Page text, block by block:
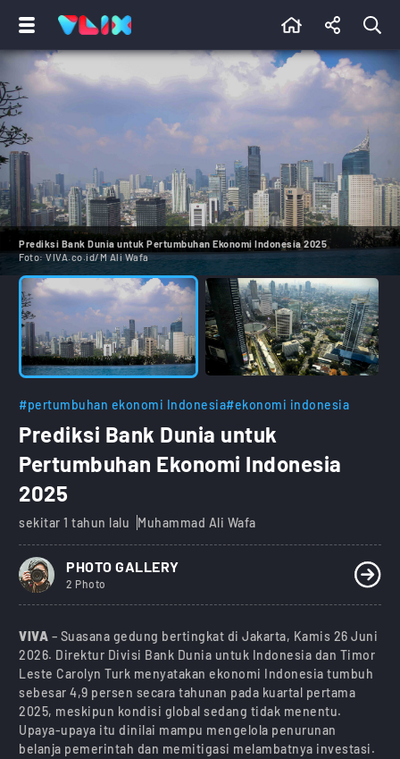
Prediksi Bank Dunia untuk Pertumbuhan Ekonomi Indonesia 2025
Foto:VIVA.co.id/M Ali Wafa
#pertumbuhan ekonomi Indonesia#ekonomi indonesia
Prediksi Bank Dunia untuk
Pertumbuhan Ekonomi Indonesia
2025
sekitar 1 tahun lalu Muhammad Ali Wafa
PHOTO GALLERY
2 Photo
VIVA – Suasana gedung bertingkat di Jakarta, Kamis 26 Juni
2026. Direktur Divisi Bank Dunia untuk Indonesia dan Timor
Leste Carolyn Turk menyatakan ekonomi Indonesia tumbuh
sebesar 4,9 persen secara tahunan pada kuartal pertama
2025, meskipun kondisi global sedang tidak menentu.
Upaya-upaya itu dinilai mampu mengelola penurunan
belanja pemerintah dan memitigasi melambatnya investasi.